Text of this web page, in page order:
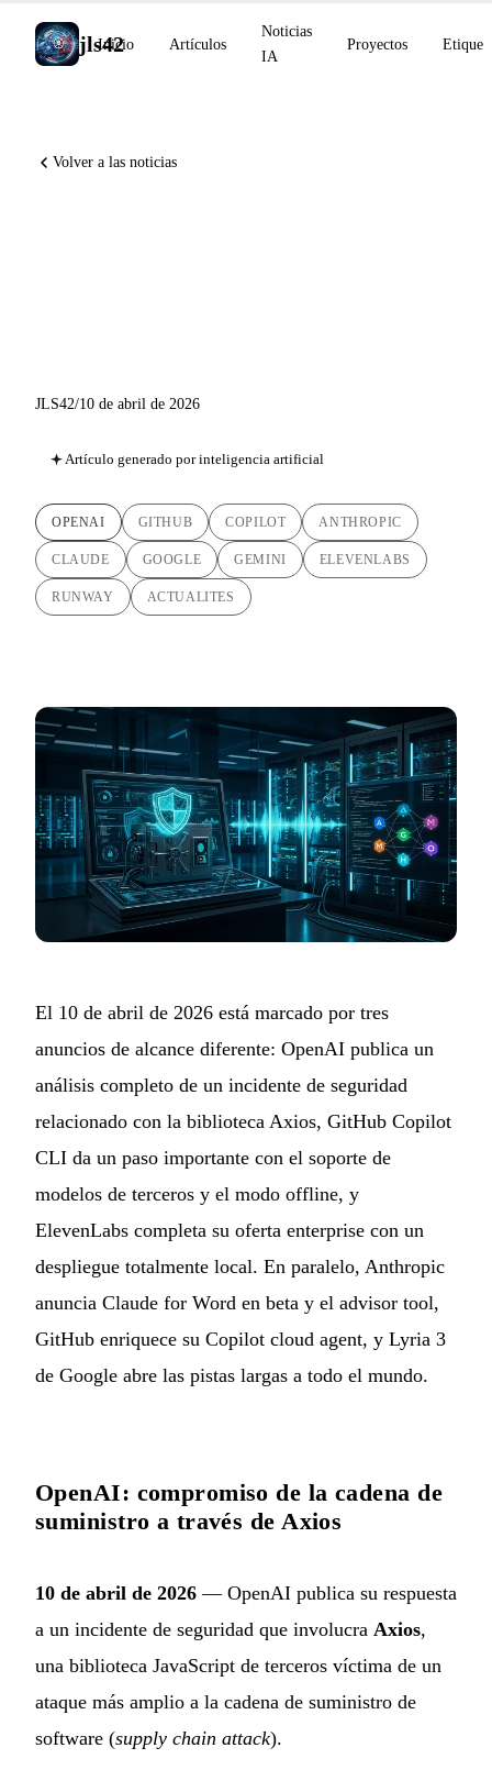
jls42
Inicio Artículos
Noticias
IA
Proyectos
Volver a las noticias
JLS42/10 de abril de 2026
Artículo generado por inteligencia artificial
OPENAI GITHUB COPILOT ANTHROPIC
CLAUDE GOOGLE GEMINI ELEVENLABS
RUNWAY ACTUALITES
El 10 de abril de 2026 está marcado por tres
anuncios de alcance diferente: OpenAI publica un
análisis completo de un incidente de seguridad
relacionado con la biblioteca Axios, GitHub Copilot
CLI da un paso importante con el soporte de
modelos de terceros y el modo offline, y
ElevenLabs completa su oferta enterprise con un
despliegue totalmente local. En paralelo, Anthropic
anuncia Claude for Word en beta y el advisor tool,
GitHub enriquece su Copilot cloud agent, y Lyria 3
de Google abre las pistas largas a todo el mundo.
OpenAI: compromiso de la cadena de
suministro a través de Axios
10 de abril de 2026 — OpenAI publica su respuesta
a un incidente de seguridad que involucra Axios,
una biblioteca JavaScript de terceros víctima de un
ataque más amplio a la cadena de suministro de
software (supply chain attack).